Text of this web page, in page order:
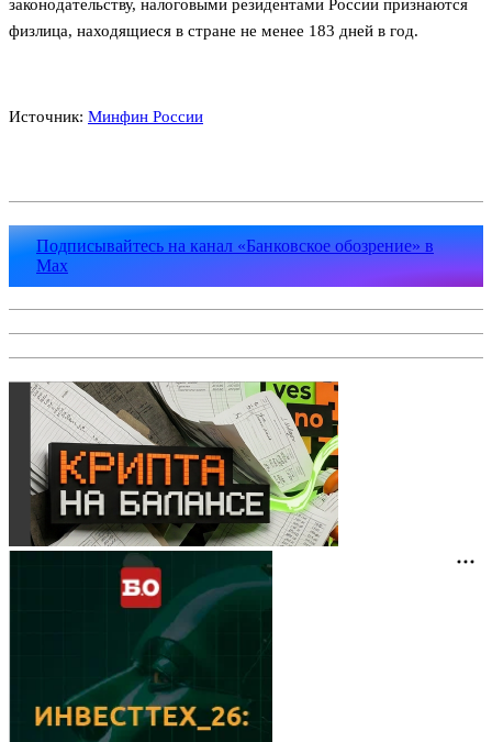
законодательству, налоговыми резидентами России признаются
физлица, находящиеся в стране не менее 183 дней в год.
Источник: Минфин России
Подписывайтесь на канал «Банковское обозрение» в
Max